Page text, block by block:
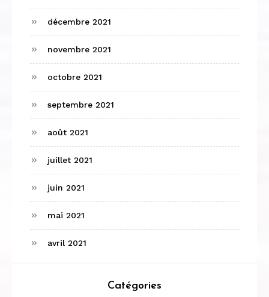
décembre 2021
novembre 2021
octobre 2021
septembre 2021
août 2021
juillet 2021
juin 2021
mai 2021
avril 2021
Catégories